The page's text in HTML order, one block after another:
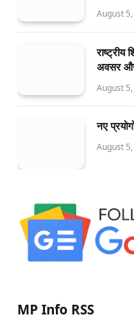
August
राष्ट्रीय
अवसर और
August
नए
August
MP Info RSS